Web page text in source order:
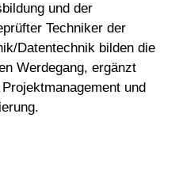
und der
Techniker der
Datentechnik bilden die
Werdegang, ergänzt
und